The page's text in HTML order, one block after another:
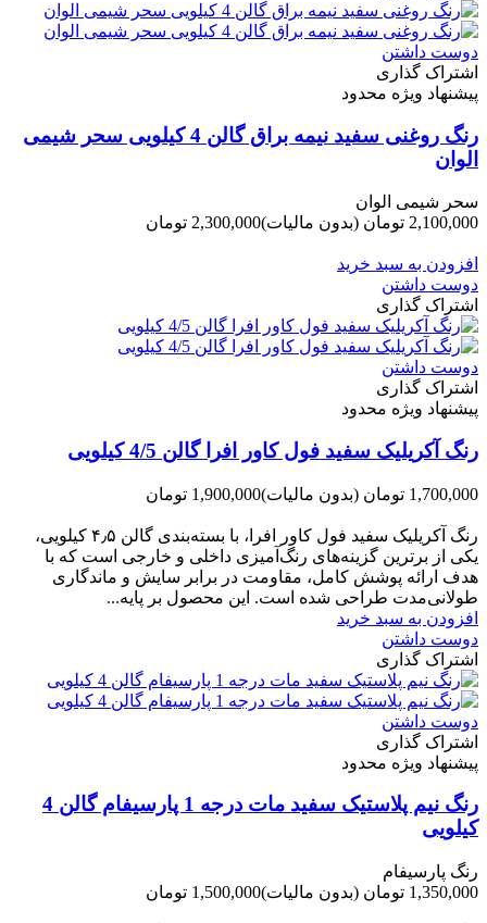
دوست داشتن
اشتراک گذاری
پیشنهاد ویژه محدود
رنگ روغنی سفید نیمه براق گالن 4 کیلویی سحر شیمی
الوان
سحر شیمی الوان
2,100,000 تومان
(بدون مالیات)2,300,000 تومان
افزودن به سبد خرید
دوست داشتن
اشتراک گذاری
دوست داشتن
اشتراک گذاری
پیشنهاد ویژه محدود
رنگ آکریلیک سفید فول کاور افرا گالن 4/5 کیلویی
1,700,000 تومان (بدون مالیات)1,900,000 تومان
رنگ آکریلیک سفید فول کاور افرا، با بسته‌بندی گالن ۴٫۵ کیلویی،
یکی از برترین گزینه‌های رنگ‌آمیزی داخلی و خارجی است که با
هدف ارائه پوشش کامل، مقاومت در برابر سایش و ماندگاری
طولانی‌مدت طراحی شده است. این محصول بر پایه...
افزودن به سبد خرید
دوست داشتن
اشتراک گذاری
دوست داشتن
اشتراک گذاری
پیشنهاد ویژه محدود
رنگ نیم پلاستیک سفید مات درجه 1 پارسیفام گالن 4
کیلویی
رنگ پارسیفام
1,350,000 تومان
(بدون مالیات)1,500,000 تومان